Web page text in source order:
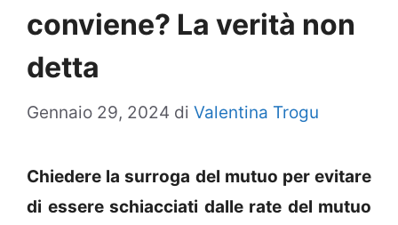
conviene? La verità non
detta
Gennaio 29, 2024 di Valentina Trogu
Chiedere la surroga del mutuo per evitare
di essere schiacciati dalle rate del mutuo